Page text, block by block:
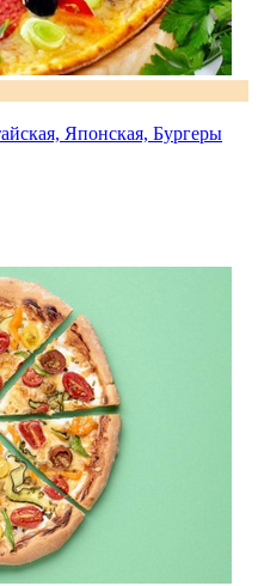
Японская, Бургеры